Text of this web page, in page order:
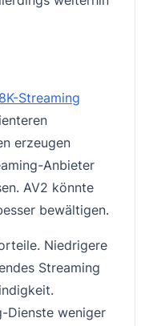
8K-Streaming
erzeugen
Anbieter
AV2 könnte
bewältigen.
Niedrigere
Streaming
Dienste weniger